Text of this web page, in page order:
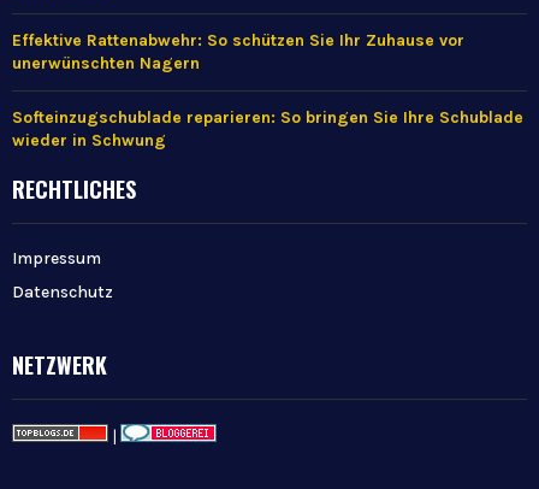
Effektive Rattenabwehr: So schützen Sie Ihr Zuhause vor
unerwünschten Nagern
Softeinzugschublade reparieren: So bringen Sie Ihre Schublade
wieder in Schwung
RECHTLICHES
Impressum
Datenschutz
NETZWERK
|